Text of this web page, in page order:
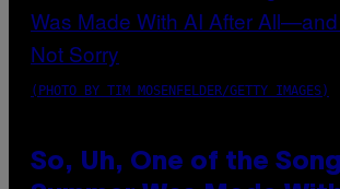
(PHOTO BY TIM MOSENFELDER/GETTY IMAGES)
So, Uh, One of the